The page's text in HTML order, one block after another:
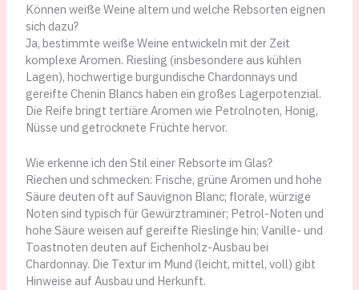
Können weiße Weine altern und welche Rebsorten eignen
sich dazu?
Ja, bestimmte weiße Weine entwickeln mit der Zeit
komplexe Aromen. Riesling (insbesondere aus kühlen
Lagen), hochwertige burgundische Chardonnays und
gereifte Chenin Blancs haben ein großes Lagerpotenzial.
Die Reife bringt tertiäre Aromen wie Petrolnoten, Honig,
Nüsse und getrocknete Früchte hervor.
Wie erkenne ich den Stil einer Rebsorte im Glas?
Riechen und schmecken: Frische, grüne Aromen und hohe
Säure deuten oft auf Sauvignon Blanc; florale, würzige
Noten sind typisch für Gewürztraminer; Petrol-Noten und
hohe Säure weisen auf gereifte Rieslinge hin; Vanille- und
Toastnoten deuten auf Eichenholz-Ausbau bei
Chardonnay. Die Textur im Mund (leicht, mittel, voll) gibt
Hinweise auf Ausbau und Herkunft.